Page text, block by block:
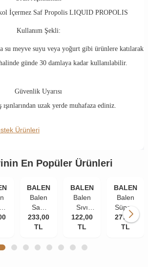
İçermez Saf Propolis LIQUID PROPOLIS
Kullanım Şekli:
su meyve suyu veya yoğurt gibi ürünlere katılarak
günde 30 damlaya kadar kullanılabilir.
Güvenlik Uyarısı
ışınlarından uzak yerde muhafaza ediniz.
Ürünleri
En Popüler Ürünleri
BALEN
Balen
Saw
Palmetto
Isırgan
Çinko
233,00
TL
BALEN
Balen
Sıvı
Propolis
Ekstraktı
122,00
TL
BALEN
Balen
Süper-
W
277,00
TL